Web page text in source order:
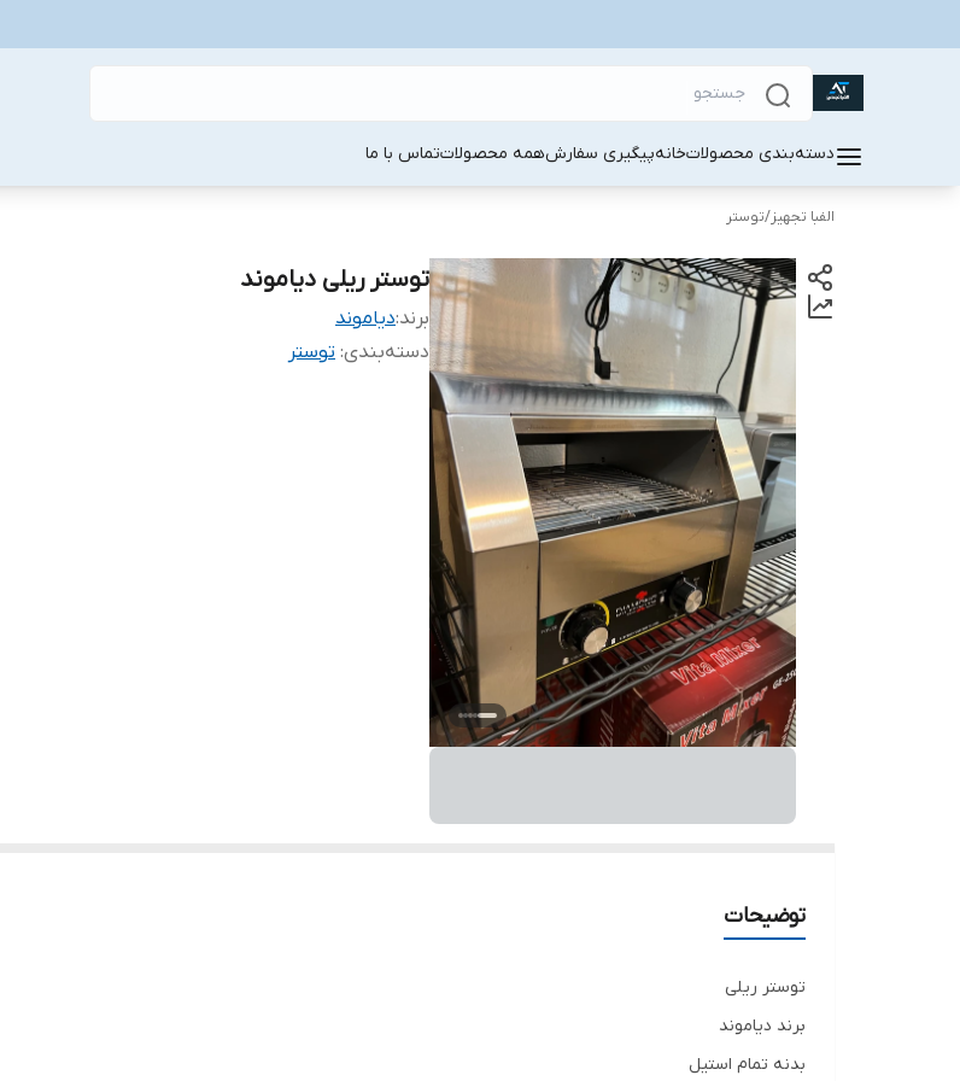
دسته‌بندی محصولاتخانهپیگیری سفارشهمه محصولاتتماس با ما
الفبا تجهیز/توستر
توستر ریلی دیاموند
برند:دیاموند
دسته‌بندی: توستر
توضیحات
توستر ریلی
برند دیاموند
بدنه تمام استیل